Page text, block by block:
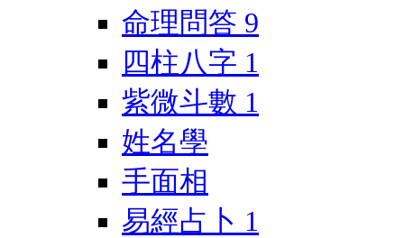
命理問答 9
四柱八字 1
紫微斗數 1
姓名學
手面相
易經占卜 1